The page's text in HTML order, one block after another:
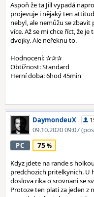
Aspoň že ta Jill vypadá
projevuje i nějaký ten
nebyl, ale nemůžu se
více. Až se mi chce říct, že
dvojky. Ale neřeknu to.
Hodnocení: ✰✰✰
Obtížnost: Standard
Herní doba: 6hod 45min
DaymondeuX
09.10.2020 09:07
PC 75
Kdyz jdete na rande s
predchozich pritelkynich. U
doslova rika o srovnani se
Protoze ten plati za jeden z